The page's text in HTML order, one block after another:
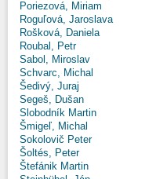
Poriezová, Miriam
Roguľová, Jaroslava
Rošková, Daniela
Roubal, Petr
Sabol, Miroslav
Schvarc, Michal
Šedivý, Juraj
Segeš, Dušan
Slobodník Martin
Šmigeľ, Michal
Sokolovič Peter
Šoltés, Peter
Štefánik Martin